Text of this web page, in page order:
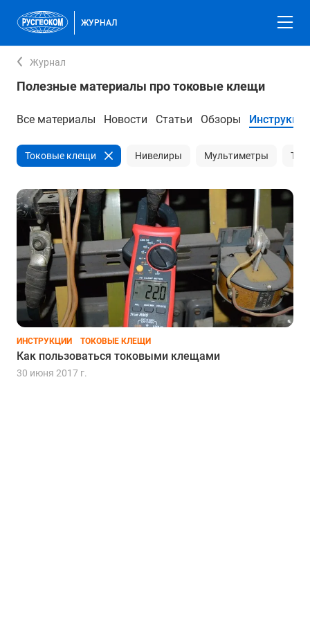
ЖУРНАЛ
Журнал
Полезные материалы про токовые клещи
Все материалы Новости Статьи Обзоры
Токовые клещи Нивелиры Мультиметры
ИНСТРУКЦИИ ТОКОВЫЕ КЛЕЩИ
Как пользоваться токовыми клещами
30 июня 2017 г.